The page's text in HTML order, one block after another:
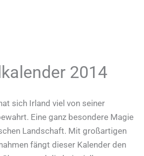
2014
sich Irland viel von seiner
Eine ganz besondere Magie
Landschaft. Mit großartigen
fängt dieser Kalender den